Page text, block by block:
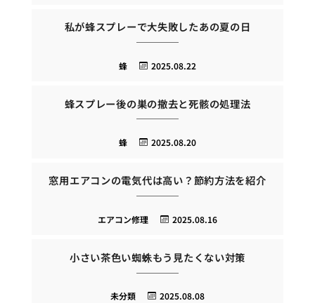
私が蜂スプレーで大失敗したあの夏の日
2025.08.22
蜂
蜂スプレー後の巣の撤去と死骸の処理法
2025.08.20
蜂
窓用エアコンの電気代は高い？節約方法を紹介
2025.08.16
エアコン修理
小さい茶色い蜘蛛もう見たくない対策
2025.08.08
未分類